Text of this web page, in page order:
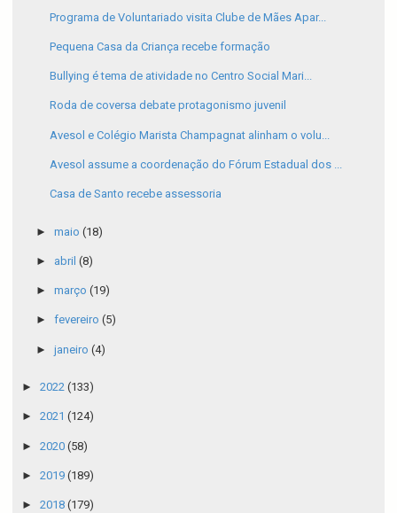
Programa de Voluntariado visita Clube de Mães Apar...
Pequena Casa da Criança recebe formação
Bullying é tema de atividade no Centro Social Mari...
Roda de coversa debate protagonismo juvenil
Avesol e Colégio Marista Champagnat alinham o volu...
Avesol assume a coordenação do Fórum Estadual dos ...
Casa de Santo recebe assessoria
► maio (18)
► abril (8)
► março (19)
► fevereiro (5)
► janeiro (4)
► 2022 (133)
► 2021 (124)
► 2020 (58)
► 2019 (189)
► 2018 (179)